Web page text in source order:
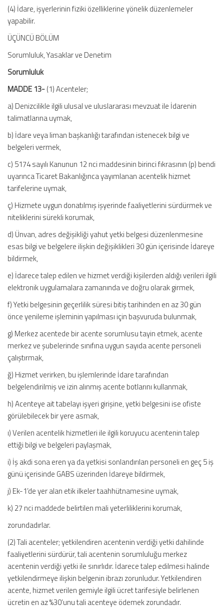
(4) İdare, işyerlerinin fiziki özelliklerine yönelik düzenlemeler
yapabilir.
ÜÇÜNCÜ BÖLÜM
Sorumluluk, Yasaklar ve Denetim
Sorumluluk
MADDE 13-(1) Acenteler;
a) Denizcilikle ilgili ulusal ve uluslararası mevzuat ile İdarenin
talimatlarına uymak,
b) İdare veya liman başkanlığı tarafından istenecek bilgi ve
belgeleri vermek,
c) 5174 sayılı Kanunun 12 nci maddesinin birinci fıkrasının (p) bendi
uyarınca Ticaret Bakanlığınca yayımlanan acentelik hizmet
tarifelerine uymak,
ç) Hizmete uygun donatılmış işyerinde faaliyetlerini sürdürmek ve
niteliklerini sürekli korumak,
d) Ünvan, adres değişikliği yahut yetki belgesi düzenlenmesine
esas bilgi ve belgelere ilişkin değişiklikleri 30 gün içerisinde İdareye
bildirmek,
e) İdarece talep edilen ve hizmet verdiği kişilerden aldığı verileri ilgili
elektronik uygulamalara zamanında ve doğru olarak girmek,
f) Yetki belgesinin geçerlilik süresi bitiş tarihinden en az 30 gün
önce yenileme işleminin yapılması için başvuruda bulunmak,
g) Merkez acentede bir acente sorumlusu tayin etmek, acente
merkez ve şubelerinde sınıfına uygun sayıda acente personeli
çalıştırmak,
ğ) Hizmet verirken, bu işlemlerinde İdare tarafından
belgelendirilmiş ve izin alınmış acente botlarını kullanmak,
h) Acenteye ait tabelayı işyeri girişine, yetki belgesini ise ofiste
görülebilecek bir yere asmak,
ı) Verilen acentelik hizmetleri ile ilgili koruyucu acentenin talep
ettiği bilgi ve belgeleri paylaşmak,
i) İş akdi sona eren ya da yetkisi sonlandırılan personeli en geç 5 iş
günü içerisinde GABS üzerinden İdareye bildirmek,
j) Ek-1’de yer alan etik ilkeler taahhütnamesine uymak,
k) 27 nci maddede belirtilen mali yeterliliklerini korumak,
zorundadırlar.
(2) Tali acenteler; yetkilendiren acentenin verdiği yetki dahilinde
faaliyetlerini sürdürür, tali acentenin sorumluluğu merkez
acentenin verdiği yetki ile sınırlıdır. İdarece talep edilmesi halinde
yetkilendirmeye ilişkin belgenin ibrazı zorunludur. Yetkilendiren
acente, hizmet verilen gemiyle ilgili ücret tarifesiyle belirlenen
ücretin en az %30’unu tali acenteye ödemek zorundadır.